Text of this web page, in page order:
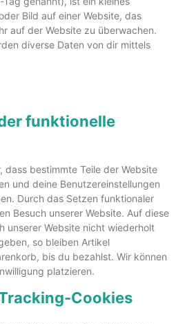
Bild auf einer Website, das
auf der Website zu überwachen.
diverse Daten von dir mittels
funktionelle
dass bestimmte Teile der Website
und deine Benutzereinstellungen
Durch das Setzen funktionaler
Besuch unserer Website. Auf diese
unserer Website nicht wiederholt
so bleiben Artikel
bis du bezahlst. Wir können
platzieren.
Cookies